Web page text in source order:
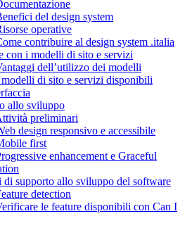
del design system
operative
contribuire al design system .italia
con i modelli di sito e servizi
dell’utilizzo dei modelli
di sito e servizi disponibili
allo sviluppo
preliminari
design responsivo e accessibile
first
enhancement e Graceful
di supporto allo sviluppo del software
detection
le feature disponibili con Can I